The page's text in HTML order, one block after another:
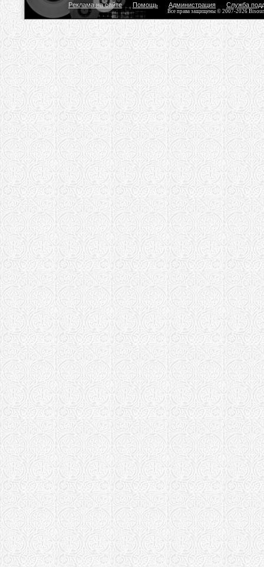
Реклама на сайте Помощь Администрация Служба
Все права защищены © 2007-2026